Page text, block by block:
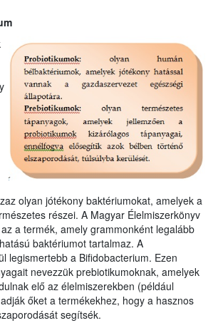
olyan jótékony baktériumokat, amelyek a
részei. A Magyar Élelmiszerkönyv
a termék, amely grammonként legalább
baktériumot tartalmaz. A
legismertebb a Bifidobacterium. Ezen
nevezzük prebiotikumoknak, amelyek
elő az élelmiszerekben (például
őket a termékekhez, hogy a hasznos
segítsék.